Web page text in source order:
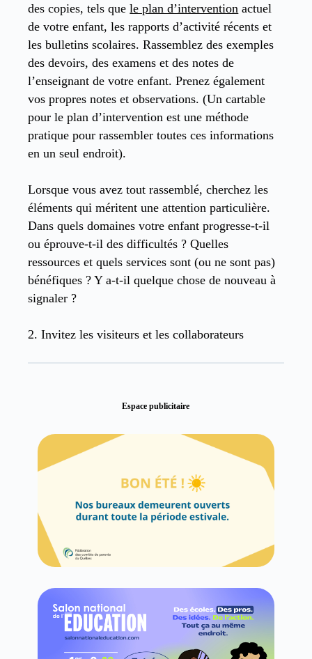
des copies, tels quele plan d’intervention actuel
de votre enfant, les rapports d’activité récents et
les bulletins scolaires. Rassemblez des exemples
des devoirs, des examens et des notes de
l’enseignant de votre enfant. Prenez également
vos propres notes et observations. (Un cartable
pour le plan d’intervention est une méthode
pratique pour rassembler toutes ces informations
en un seul endroit).
Lorsque vous avez tout rassemblé, cherchez les
éléments qui méritent une attention particulière.
Dans quels domaines votre enfant progresse-t-il
ou éprouve-t-il des difficultés ? Quelles
ressources et quels services sont (ou ne sont pas)
bénéfiques ? Y a-t-il quelque chose de nouveau à
signaler ?
2. Invitez les visiteurs et les collaborateurs
Espace publicitaire